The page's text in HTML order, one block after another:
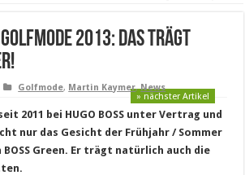
2013: Das trägt
Golfmode, Martin Kaymer,News
» nächster Artikel
2011 bei HUGO BOSS unter Vertrag und
nur das Gesicht der Frühjahr / Sommer
BOSS Green. Er trägt natürlich auch die